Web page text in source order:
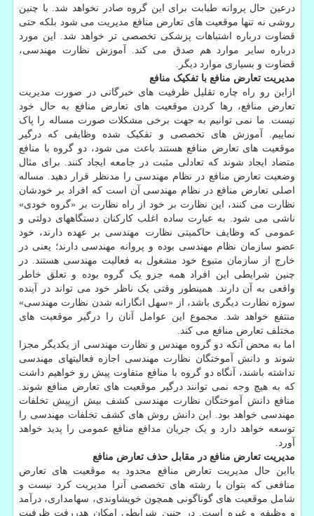
درعین حال پروانه طبابت برای این گروه صادر نخواهد شد. با چنین
روشی نه تنها موقعیت های تعارض منافع مدیریت می شود بلکه حتی
قضاوت درباره اشتباهات پزشکی تخصصی تر خواهد شد. این مورد
درباره سایر موارد هم صدق می کند. آموزش نظارت مهندسی،
قضاوت و بسیاری موارد دیگر.
مدیریت تعارض منافع با تفکیک منافع
ازاین رو راه چاره تقلیل ظرفیت های خبرگانی در صورت مدیریت
تعارض منافع، رها کردن موقعیت های تعارض منافع به حال خود
نیست. ما نمی توانیم به جهت برخی مشکلات صورت مساله را پاک
نماییم. آموزش های تخصصی و تفکیک شده وظایفی که درگیر
موقعیت های تعارض منافع هستند باعث می شود، دو گروه با منافع
متضاد ایجاد شوند که تعادلی مثبت در جامعه ایجاد کنند. برای مثال
وضعیت تعارض منافع در نظام مهندسی را مدنظر قرار دهید. مساله
اصلی تعارض منافع در نظام مهندسی آن است که افراد بر خودشان
نظارت می کنند، این نظارت بر خود از راه نظارت بر «گروه خودی»
ناشی می شود. به عبارت ساده اغلب کارکنان دستگاههای دولتی و
عمومی که وظایف حاکمیتی نظارت مهندسی بر عهده دارند، خود
عضو سازمان نظام مهندسی بوده و پروانه مهندسی دارند؛ یعنی در
خارج از سازمان متبوع خود مشغول به فعالیت مهندسی هستند. در
چنین شرایطی این افراد همه جزو یک گروه بوده و تعلق خاطر
واقعی به آن دارند. همینطور وقتی یک ناظر خود می تواند در آینده
سوژه نظارت دیگری باشد، از «سهل انگارانه شدن نظارت مهندسی»
منتفع خواهد شد. مجموع این عوامل آنان را درگیر موقعیت های
مختلف تعارض منافع می کند.
اما به محض آنکه دو گروه مهندس و نظارت مهندسی از یکدیگر مجزا
شوند و دانش آموختگان نظارت مهندسی اجازه فعالیتهای مهندسی
نداشته باشند، آنگاه دو گروه با منافع متفاوت پیش رو خواهیم داشت
که به هیچ وجه نمی توانند درگیر موقعیت های تعارض منافع شوند.
منافع دانش آموختگان نظارت مهندسی کشف بیش ازپیش تخلفات
مهندسی خواهد بود. این دانش روش های کشف تخلفات مهندسی را
توسعه خواهد دارد و یک جریان مدافع منافع عمومی را پدید خواهد
آورد.
مدیریت تعارض منافع در مقابل حذف تعارض منافع
بااین حال مدیریت تعارض منافع محدود به موقعیت های تعارض
منافعی که بتوان با رشته های تخصصی آنرا مدیریت کرد نیست و
شامل موقعیت های گوناگونی همچون خویشاوندی، سهامداری، درآمد
و وظیفه و غیره است. در چنین شرایطی امکان هدررفت ظرفیت